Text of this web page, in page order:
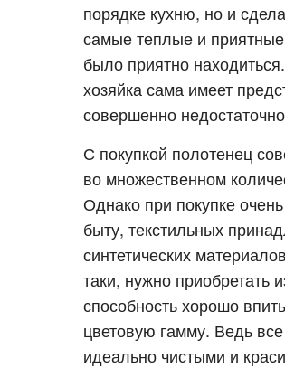
порядке кухню, но и
самые теплые и
было приятно
хозяйка сама имеет
совершенно
С покупкой полотенец
во множественном
Однако при покупке
быту, текстильных
синтетических
таки, нужно приобретать
способность хорошо
цветовую гамму. Ведь
идеально чистыми и